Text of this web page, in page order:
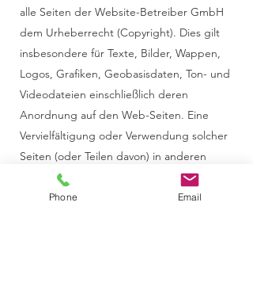
alle Seiten der Website-Betreiber GmbH
dem Urheberrecht (Copyright). Dies gilt
insbesondere für Texte, Bilder, Wappen,
Logos, Grafiken, Geobasisdaten, Ton- und
Videodateien einschließlich deren
Anordnung auf den Web-Seiten. Eine
Vervielfältigung oder Verwendung solcher
Seiten (oder Teilen davon) in anderen
elektronischen oder gedruckten
Publikationen und deren Veröffentlichung
Phone Email